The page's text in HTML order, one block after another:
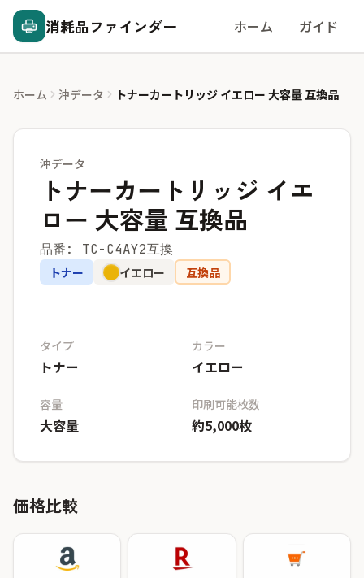
消耗品ファインダー ホーム ガイド
ホーム 沖データ トナーカートリッジ イエロー 大容量 互換品
沖データ
トナーカートリッジ イエ
ロー 大容量 互換品
品番: TC-C4AY2互換
トナー イエロー 互換品
タイプ
トナー
カラー
イエロー
容量
大容量
印刷可能枚数
約5,000枚
価格比較